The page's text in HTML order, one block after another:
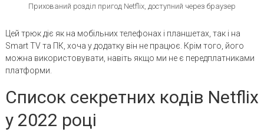
Прихований розділ пригод Netflix, доступний через браузер
Цей трюк діє як на мобільних телефонах і планшетах, так і на
Smart TV та ПК, хоча у додатку він не працює. Крім того, його
можна використовувати, навіть якщо ми не є передплатниками
платформи.
Список секретних кодів Netflix
у 2022 році